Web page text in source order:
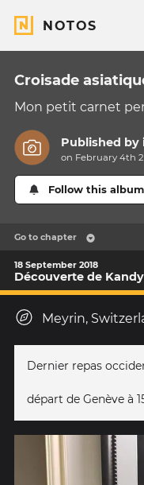
NOTOS
Croisade
Mon petit carnet
Published by
on February 4th
Follow this album
Go to chapter
18 September 2018
Découverte de Kandy
Meyrin,
Dernier repas
départ de Genève à